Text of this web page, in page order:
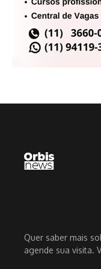
Quer saber mais
agende sua visita.